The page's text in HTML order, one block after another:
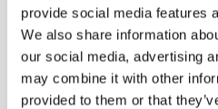
provide social media features
We also share information
our social media, advertising
may combine it with other
provided to them or that